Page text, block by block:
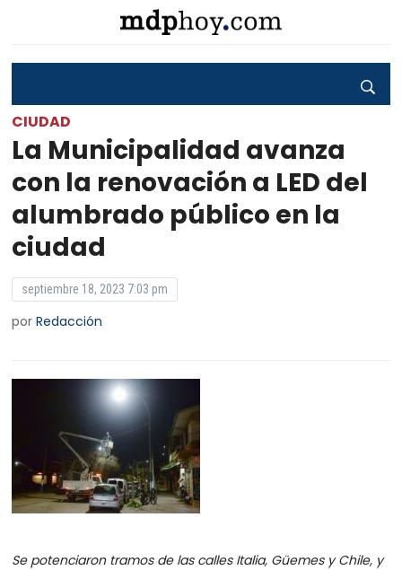
CIUDAD
La Municipalidad avanza
con la renovación a LED del
alumbrado público en la
ciudad
septiembre 18, 2023 7:03 pm
porRedacción
Se potenciaron tramos de las calles Italia, Güemes y Chile, y